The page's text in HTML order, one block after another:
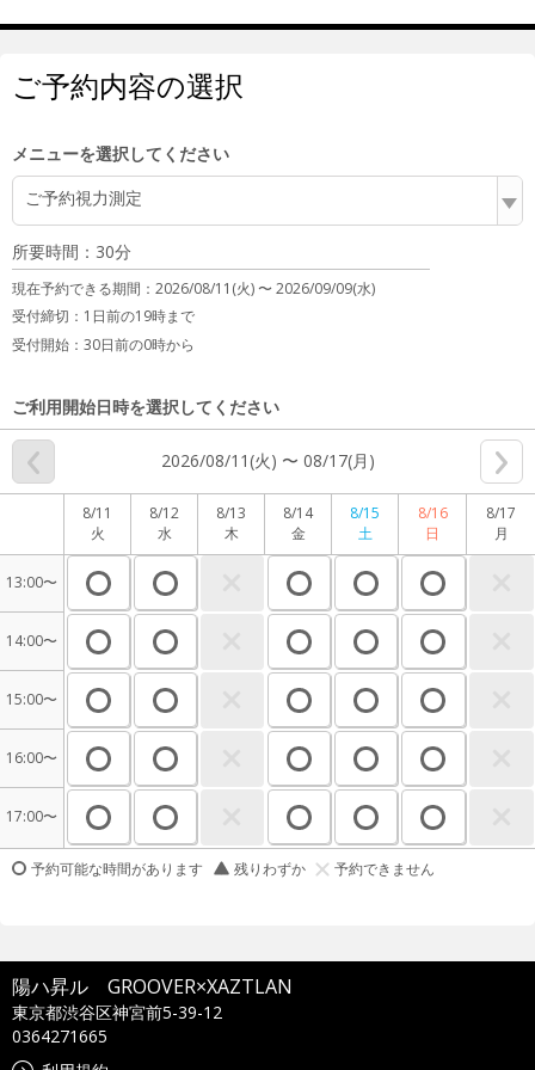
ご予約内容の選択
メニューを選択してください
ご予約視力測定
所要時間：30分
現在予約できる期間： 2026/08/11(火) 〜2026/09/09(水)
受付締切： 1日前の19時まで
受付開始： 30日前の0時から
ご利用開始日時を選択してください
2026/08/11(火) 〜 08/17(月)
8/11
火
8/12
水
8/13
木
8/14
金
8/15
土
8/16
日
8/17
月
13:00〜
14:00〜
15:00〜
16:00〜
17:00〜
予約可能な時間があります 残りわずか 予約できません
陽ハ昇ル GROOVER×XAZTLAN
東京都渋谷区神宮前5-39-12
0364271665